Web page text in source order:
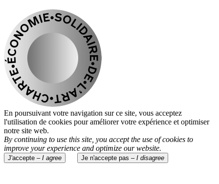
En poursuivant votre navigation sur ce site, vous acceptez
l'utilisation de cookies pour améliorer votre expérience et optimiser
notre site web.
By continuing to use this site, you accept the use of cookies to
improve your experience and optimize our website.
J'accepte – I agree Je n'accepte pas – I disagree